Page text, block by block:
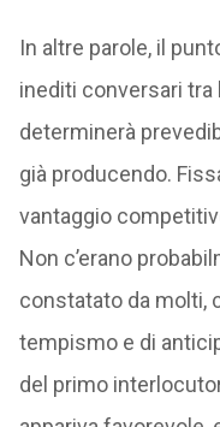
In altre parole, il
inediti conversari tra
determinerà
già producendo.
vantaggio
Non c’erano
constatato da molti,
tempismo e di
del primo